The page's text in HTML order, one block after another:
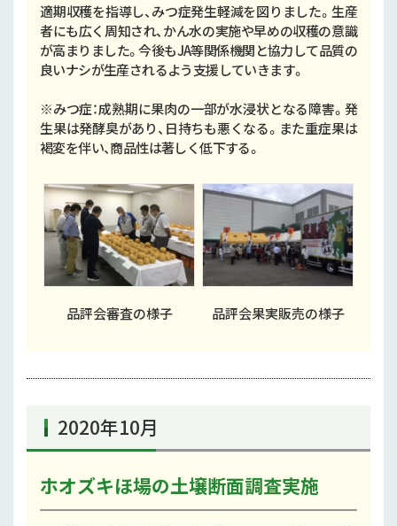
品評会審査の様子 品評会果実販売の様子
適期収穫を指導し、みつ症発生軽減を図りました。生産
者にも広く周知され、かん水の実施や早めの収穫の意識
が高まりました。今後もJA等関係機関と協力して品質の
良いナシが生産されるよう支援していきます。
※みつ症：成熟期に果肉の一部が水浸状となる障害。発
生果は発酵臭があり、日持ちも悪くなる。また重症果は
褐変を伴い、商品性は著しく低下する。
2020年10月
ホオズキほ場の土壌断面調査実施